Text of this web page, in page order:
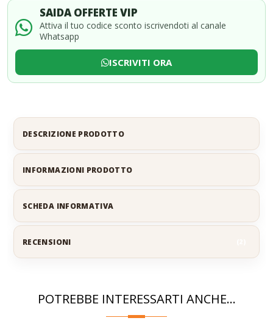
SAIDA OFFERTE VIP
Attiva il tuo codice sconto iscrivendoti al canale
Whatsapp
ISCRIVITI ORA
DESCRIZIONE PRODOTTO
INFORMAZIONI PRODOTTO
SCHEDA INFORMATIVA
RECENSIONI
POTREBBE INTERESSARTI ANCHE...